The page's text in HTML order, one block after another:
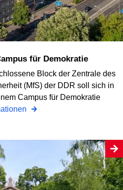
für Demokratie
Block der Zentrale des
(MfS) der DDR soll sich in
Campus für Demokratie